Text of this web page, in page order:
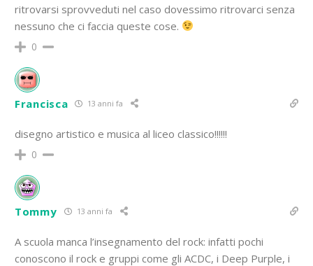
ritrovarsi sprovveduti nel caso dovessimo ritrovarci senza
nessuno che ci faccia queste cose.
0
Francisca 13 anni fa
disegno artistico e musica al liceo classico!!!!!!
0
Tommy 13 anni fa
A scuola manca l’insegnamento del rock: infatti pochi
conoscono il rock e gruppi come gli ACDC, i Deep Purple, i